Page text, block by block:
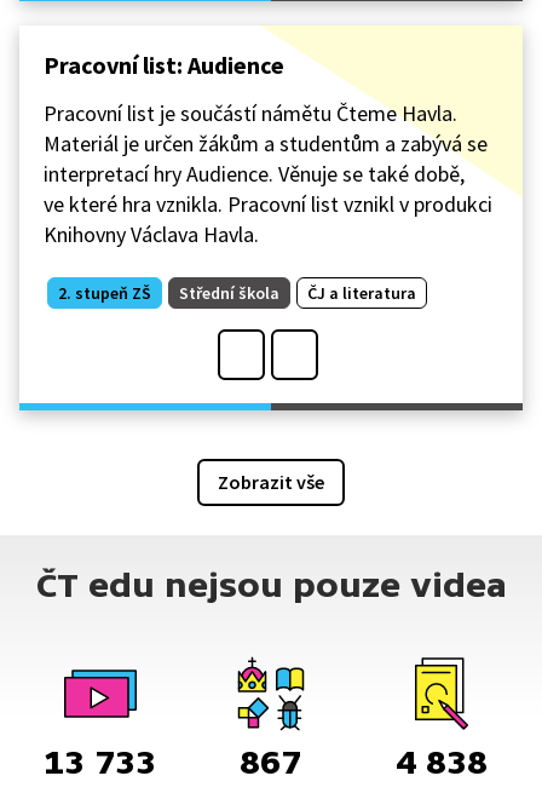
Pracovní list: Audience
Pracovní list je součástí námětu Čteme Havla.
Materiál je určen žákům a studentům a zabývá se
interpretací hry Audience. Věnuje se také době,
ve které hra vznikla. Pracovní list vznikl v produkci
Knihovny Václava Havla.
2. stupeň ZŠ Střední škola ČJ a literatura
Zobrazit vše
ČT edu nejsou pouze videa
13 733 867 4 838